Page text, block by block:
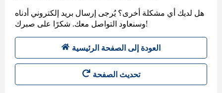
هل لديك أي مشكلة أخرى؟ يُرجى إرسال بريد إلكتروني أدناه
وسنعاود التواصل معك. شكرًا على صبرك!
العودة إلى الصفحة الرئيسية
تحديث الصفحة